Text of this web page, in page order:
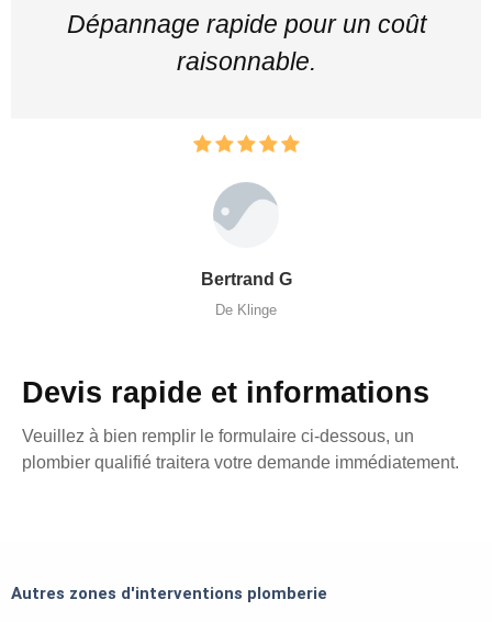
Dépannage rapide pour un coût
raisonnable.
Bertrand G
De Klinge
Devis rapide et informations
Veuillez à bien remplir le formulaire ci-dessous, un
plombier qualifié traitera votre demande immédiatement.
Autres zones d'interventions plomberie